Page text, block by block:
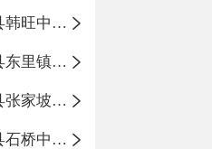
沂源县韩旺中心学校
沂源县东里镇中心小学
沂源县张家坡中心学校
沂源县石桥中心学校